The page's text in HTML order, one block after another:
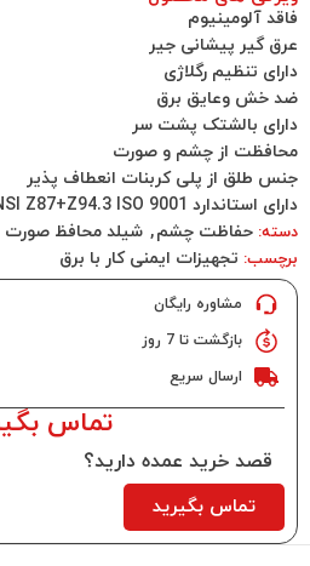
فاقد آلومینیوم
عرق گیر پیشانی جیر
دارای تنظیم رگلاژی
ضد خش وعایق برق
دارای بالشتک پشت سر
محافظت از چشم و صورت
جنس طلق از پلی کربنات انعطاف پذیر
دارای استاندارد ANSI Z87+Z94.3 ISO 9001
دسته: حفاظت چشم, شیلد محافظ صورت
برچسب: تجهیزات ایمنی کار با برق
مشاوره رایگان
بازگشت تا 7 روز
ارسال سریع
تماس
قصد خرید عمده دارید؟
تماس بگیرید